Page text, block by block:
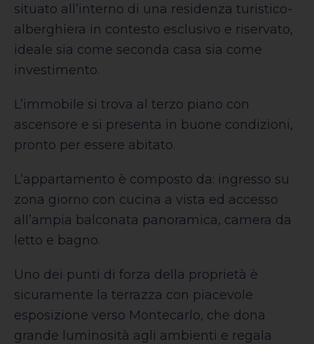
situato all’interno di una residenza turistico-
alberghiera in contesto esclusivo e riservato,
ideale sia come seconda casa sia come
investimento.
L’immobile si trova al terzo piano con
ascensore e si presenta in buone condizioni,
pronto per essere abitato.
L’appartamento è composto da: ingresso su
zona giorno con cucina a vista ed accesso
all’ampia balconata panoramica, camera da
letto e bagno.
Uno dei punti di forza della proprietà è
sicuramente la terrazza con piacevole
esposizione verso Montecarlo, che dona
grande luminosità agli ambienti e regala